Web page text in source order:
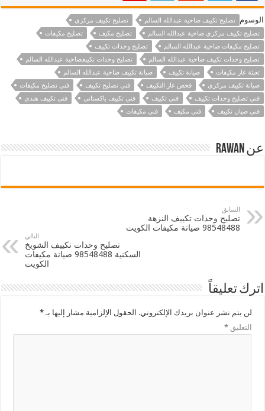
الوسوم تصليح تكييف ضاحية عبدالله السالم
تصليح تكييف مركزي
تصليح تكييف مركزي ضاحية عبدالله السالم
تصليح مكيف
تصليح مكيفات
تصليح مكيفات ضاحية عبدالله السالم
تصليح وحدات تكييف
تصليح وحدات تكييف ضاحية عبدالله السالم
تصليح وحدات تكييفضاحية عبدالله السالم
تعبئة غاز مكيفات
صيانة تكييف
صيانة تكييف ضاحية عبدالله السالم
صيانة تكييف مركزي
فحص غاز التكييف فني تصليح تكييف
فني تصليح مكيفات
فني تصليح وحدات تكييف
فني تكييف فني تكييف باكستاني
فني تكييف هندي
فني صيان تكييف
فني مكيف فني مكيفات
عن Rawan
السابق
تصليح وحدات تكييف النزهة
98548488 صيانة مكيفات الكويت
التالي
تصليح وحدات تكييف الشويخ
السكنية 98548488 صيانة مكيفات
الكويت
اترك تعليقاً
لن يتم نشر عنوان بريدك الإلكتروني. الحقول الإلزامية مشار إليها بـ*
التعليق*